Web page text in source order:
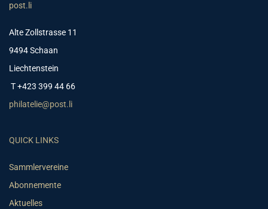
post.li
Alte Zollstrasse 11
9494 Schaan
Liechtenstein
T +423 399 44 66
philatelie@post.li
QUICK LINKS
Sammlervereine
Abonnemente
Aktuelles